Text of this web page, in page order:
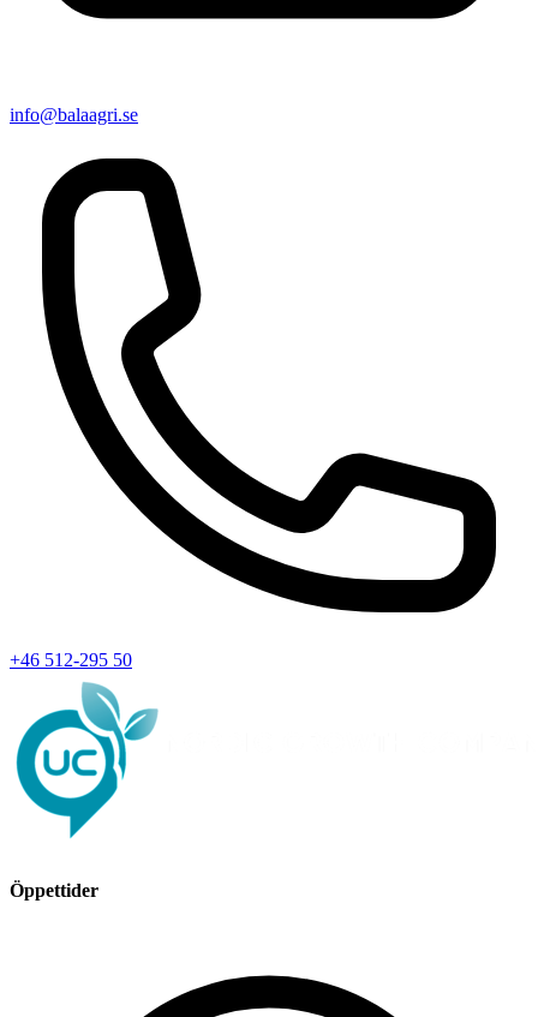
info@balaagri.se
+46 512-295 50
Öppettider